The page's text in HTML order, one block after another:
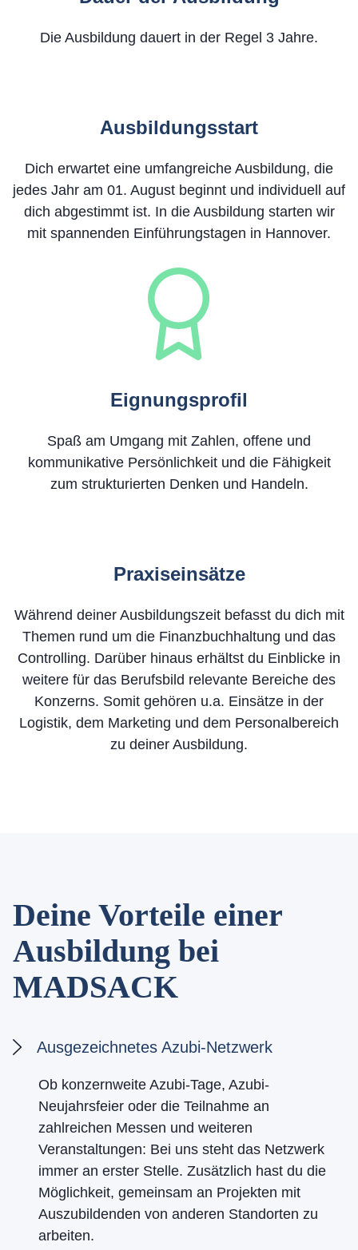
Die Ausbildung dauert in der Regel 3 Jahre.
Ausbildungsstart
Dich erwartet eine umfangreiche Ausbildung, die
jedes Jahr am 01. August beginnt und individuell auf
dich abgestimmt ist. In die Ausbildung starten wir
mit spannenden Einführungstagen in Hannover.
Eignungsprofil
Spaß am Umgang mit Zahlen, offene und
kommunikative Persönlichkeit und die Fähigkeit
zum strukturierten Denken und Handeln.
Praxiseinsätze
Während deiner Ausbildungszeit befasst du dich mit
Themen rund um die Finanzbuchhaltung und das
Controlling. Darüber hinaus erhältst du Einblicke in
weitere für das Berufsbild relevante Bereiche des
Konzerns. Somit gehören u.a. Einsätze in der
Logistik, dem Marketing und dem Personalbereich
zu deiner Ausbildung.
Deine Vorteile einer
Ausbildung bei
MADSACK
Ausgezeichnetes Azubi-Netzwerk
Ob konzernweite Azubi-Tage, Azubi-
Neujahrsfeier oder die Teilnahme an
zahlreichen Messen und weiteren
Veranstaltungen: Bei uns steht das Netzwerk
immer an erster Stelle. Zusätzlich hast du die
Möglichkeit, gemeinsam an Projekten mit
Auszubildenden von anderen Standorten zu
arbeiten.